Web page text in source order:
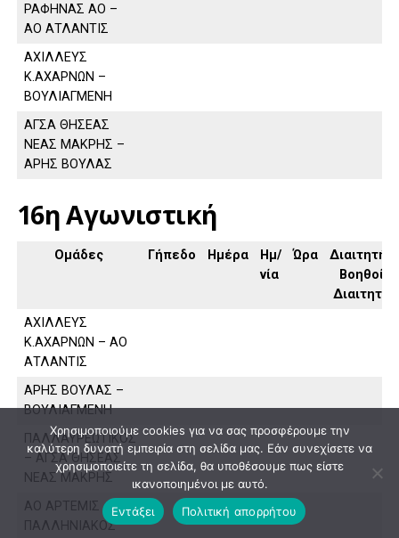
ΡΑΦΗΝΑΣ ΑΟ –
ΑΟ ΑΤΛΑΝΤΙΣ
ΑΧΙΛΛΕΥΣ
Κ.ΑΧΑΡΝΩΝ –
ΒΟΥΛΙΑΓΜΕΝΗ
ΑΓΣΑ ΘΗΣΕΑΣ
ΝΕΑΣ ΜΑΚΡΗΣ –
ΑΡΗΣ ΒΟΥΛΑΣ
16η Αγωνιστική
Ομάδες Γήπεδο Ημέρα
Ημ/
νία
Ώρα
Διαιτητής,
Βοηθοί
Διαιτητή
ΑΧΙΛΛΕΥΣ
Κ.ΑΧΑΡΝΩΝ – ΑΟ
ΑΤΛΑΝΤΙΣ
ΑΡΗΣ ΒΟΥΛΑΣ –
ΒΟΥΛΙΑΓΜΕΝΗ
ΠΑΛΛΑΥΡΕΩΤΙΚΟΣ
– ΑΓΣΑ ΘΗΣΕΑΣ
ΝΕΑΣ ΜΑΚΡΗΣ
ΑΟ ΑΡΤΕΜΙΣ –
ΠΑΛΛΗΝΙΑΚΟΣ
Χρησιμοποιούμε cookies για να σας προσφέρουμε την
καλύτερη δυνατή εμπειρία στη σελίδα μας. Εάν συνεχίσετε να
χρησιμοποιείτε τη σελίδα, θα υποθέσουμε πως είστε
ικανοποιημένοι με αυτό.
Εντάξει
Πολιτική απορρήτου